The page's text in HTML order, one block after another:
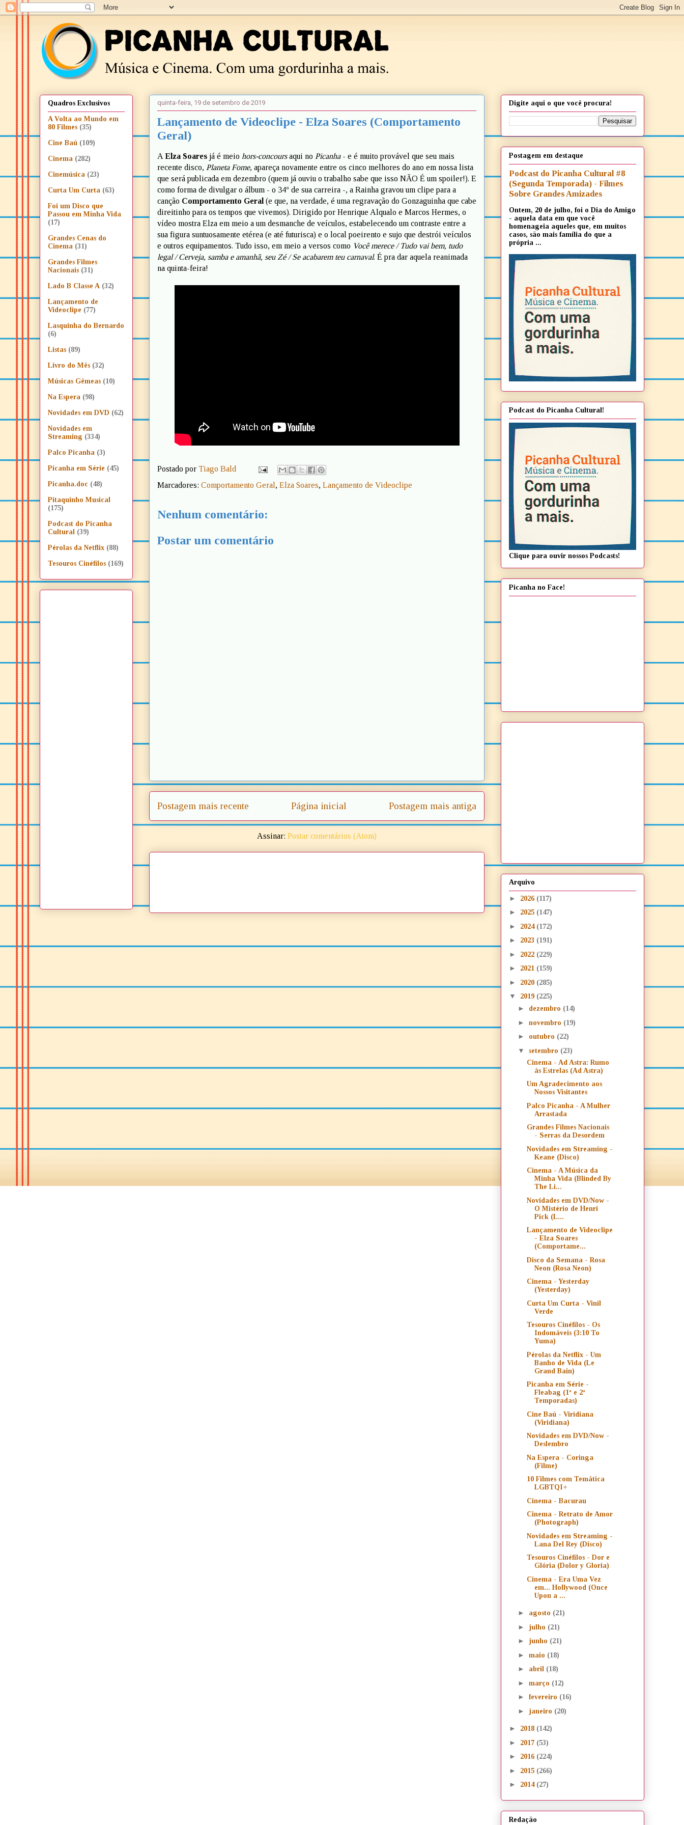
quinta-feira, 19 de setembro de 2019
Lançamento de Videoclipe - Elza Soares (Comportamento
Geral)
A Elza Soares já é meio hors-concoursaqui no Picanha- e é muito provável que seu mais
recente disco, Planeta Fome, apareça novamente entre os cinco melhores do ano em nossa lista
que será publicada em dezembro (quem já ouviu o trabalho sabe que isso NÃO É um spoiler!). E
como forma de divulgar o álbum - o 34º de sua carreira -, a Rainha gravou um clipe para a
canção Comportamento Geral (e que, na verdade, é uma regravação do Gonzaguinha que cabe
direitinho para os tempos que vivemos). Dirigido por Henrique Alqualo e Marcos Hermes, o
vídeo mostra Elza em meio a um desmanche de veículos, estabelecendo um contraste entre a
sua figura suntuosamente etérea (e até futurisca) e o local poeirento e sujo que destrói veículos
e outros equipamentos. Tudo isso, em meio a versos como Você merece / Tudo vai bem, tudo
legal / Cerveja, samba e amanhã, seu Zé / Se acabarem teu carnaval. É pra dar aquela reanimada
na quinta-feira!
Postado por Tiago Bald
Marcadores: Comportamento Geral , Elza Soares, Lançamento de Videoclipe
Nenhum comentário:
Postar um comentário
Postagem mais recente Postagem mais antiga
Página inicial
Assinar: Postar comentários (Atom)
Quadros Exclusivos
A Volta ao Mundo em
80 Filmes (35)
Cine Baú (109)
Cinema (282)
Cinemúsica (23)
Curta Um Curta (63)
Foi um Disco que
Passou em Minha Vida
(17)
Grandes Cenas do
Cinema (31)
Grandes Filmes
Nacionais (31)
Lado B Classe A (32)
Lançamento de
Videoclipe (77)
Lasquinha do Bernardo
(6)
Listas (89)
Livro do Mês (32)
Músicas Gêmeas (10)
Na Espera (98)
Novidades em DVD (62)
Novidades em
Streaming (334)
Palco Picanha (3)
Picanha em Série (45)
Picanha.doc (48)
Pitaquinho Musical
(175)
Podcast do Picanha
Cultural (39)
Pérolas da Netflix (88)
Tesouros Cinéfilos (169)
Digite aqui o que você procura!
Postagem em destaque
Podcast do Picanha Cultural #8
(Segunda Temporada) - Filmes
Sobre Grandes Amizades
Ontem, 20 de julho, foi o Dia do Amigo
- aquela data em que você
homenageia aqueles que, em muitos
casos, são mais família do que a
própria ...
Podcast do Picanha Cultural!
Clique para ouvir nossos Podcasts!
Picanha no Face!
Arquivo
► 2026 (117)
► 2025 (147)
► 2024 (172)
► 2023 (191)
► 2022 (229)
► 2021 (159)
► 2020 (285)
▼ 2019 (225)
► dezembro (14)
► novembro (19)
► outubro (22)
▼ setembro (23)
Cinema - Ad Astra: Rumo
às Estrelas (Ad Astra)
Um Agradecimento aos
Nossos Visitantes
Palco Picanha - A Mulher
Arrastada
Grandes Filmes Nacionais
- Serras da Desordem
Novidades em Streaming -
Keane (Disco)
Cinema - A Música da
Minha Vida (Blinded By
The Li...
Novidades em DVD/Now -
O Mistério de Henri
Pick (L...
Lançamento de Videoclipe
- Elza Soares
(Comportame...
Disco da Semana - Rosa
Neon (Rosa Neon)
Cinema - Yesterday
(Yesterday)
Curta Um Curta - Vinil
Verde
Tesouros Cinéfilos - Os
Indomáveis (3:10 To
Yuma)
Pérolas da Netflix - Um
Banho de Vida (Le
Grand Bain)
Picanha em Série -
Fleabag (1ª e 2ª
Temporadas)
Cine Baú - Viridiana
(Viridiana)
Novidades em DVD/Now -
Deslembro
Na Espera - Coringa
(Filme)
10 Filmes com Temática
LGBTQI+
Cinema - Bacurau
Cinema - Retrato de Amor
(Photograph)
Novidades em Streaming -
Lana Del Rey (Disco)
Tesouros Cinéfilos - Dor e
Glória (Dolor y Gloria)
Cinema - Era Uma Vez
em... Hollywood (Once
Upon a ...
► agosto (21)
► julho (21)
► junho (21)
► maio (18)
► abril (18)
► março (12)
► fevereiro (16)
► janeiro (20)
► 2018 (142)
► 2017 (53)
► 2016 (224)
► 2015 (266)
► 2014 (27)
Redação